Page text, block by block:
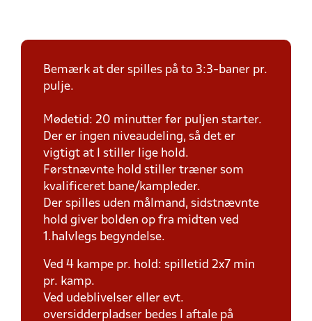
Bemærk at der spilles på to 3:3-baner pr.
pulje.
Mødetid: 20 minutter før puljen starter.
Der er ingen niveaudeling, så det er
vigtigt at I stiller lige hold.
Førstnævnte hold stiller træner som
kvalificeret bane/kampleder.
Der spilles uden målmand, sidstnævnte
hold giver bolden op fra midten ved
1.halvlegs begyndelse.
Ved 4 kampe pr. hold: spilletid 2x7 min
pr. kamp.
Ved udeblivelser eller evt.
oversidderpladser bedes I aftale på